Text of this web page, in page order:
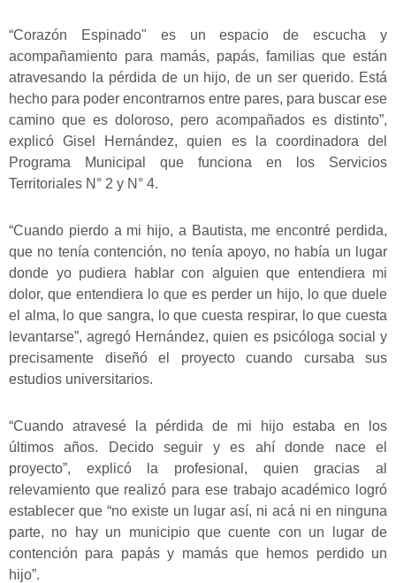
“Corazón Espinado" es un espacio de escucha y
acompañamiento para mamás, papás, familias que están
atravesando la pérdida de un hijo, de un ser querido. Está
hecho para poder encontrarnos entre pares, para buscar ese
camino que es doloroso, pero acompañados es distinto”,
explicó Gisel Hernández, quien es la coordinadora del
Programa Municipal que funciona en los Servicios
Territoriales N° 2 y N° 4.
“Cuando pierdo a mi hijo, a Bautista, me encontré perdida,
que no tenía contención, no tenía apoyo, no había un lugar
donde yo pudiera hablar con alguien que entendiera mi
dolor, que entendiera lo que es perder un hijo, lo que duele
el alma, lo que sangra, lo que cuesta respirar, lo que cuesta
levantarse”, agregó Hernández, quien es psicóloga social y
precisamente diseñó el proyecto cuando cursaba sus
estudios universitarios.
“Cuando atravesé la pérdida de mi hijo estaba en los
últimos años. Decido seguir y es ahí donde nace el
proyecto”, explicó la profesional, quien gracias al
relevamiento que realizó para ese trabajo académico logró
establecer que “no existe un lugar así, ni acá ni en ninguna
parte, no hay un municipio que cuente con un lugar de
contención para papás y mamás que hemos perdido un
hijo”.